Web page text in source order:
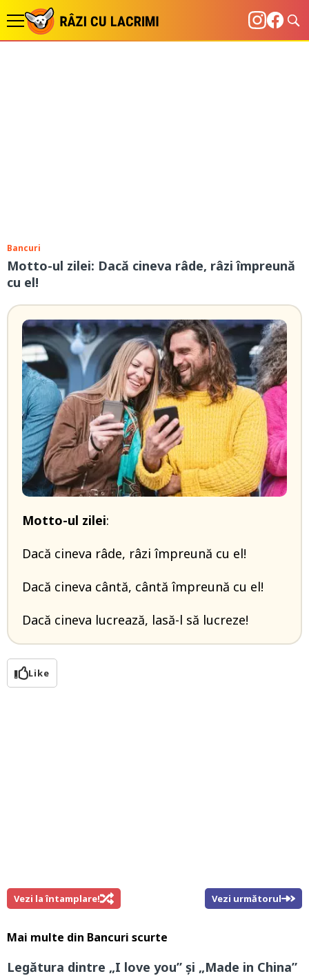
Bancuri
Motto-ul zilei: Dacă cineva râde, râzi împreună
cu el!
Motto-ul zilei:
Dacă cineva râde, râzi împreună cu el!
Dacă cineva cântă, cântă împreună cu el!
Dacă cineva lucrează, lasă-l să lucreze!
Like
Vezi la întamplare! Vezi următorul
Mai multe din Bancuri scurte
Legătura dintre „I love you” și „Made in China”